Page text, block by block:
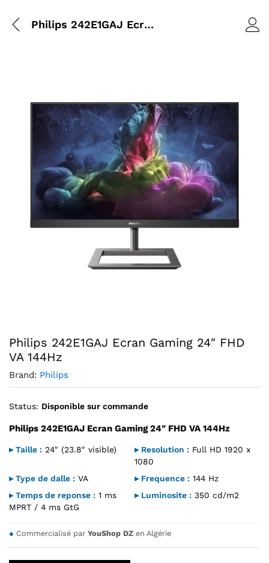
Philips 242E1GAJ Ecran Gaming 24″ FHD VA 144Hz
Philips 242E1GAJ Ecran Gaming 24″ FHD
VA 144Hz
Brand: Philips
Status: Disponible sur commande
Philips 242E1GAJ Ecran Gaming 24″ FHD VA 144Hz
▸ Taille : 24″ (23.8″ visible) ▸ Resolution : Full HD 1920 x
1080
▸ Type de dalle : VA ▸ Frequence : 144 Hz
▸ Temps de reponse : 1 ms
MPRT / 4 ms GtG
▸ Luminosite : 350 cd/m2
● Commercialisé par YouShop DZ en Algérie